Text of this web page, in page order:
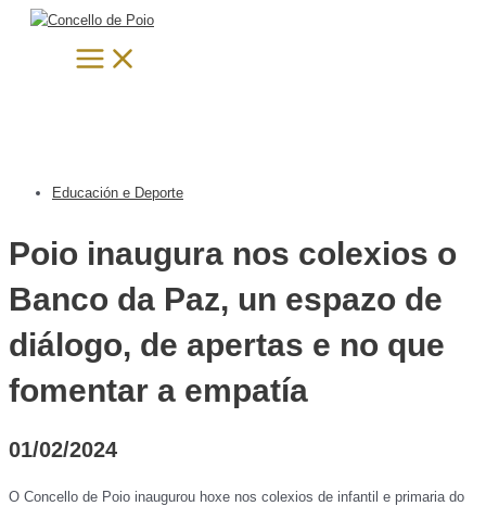
Menu
Educación e Deporte
Poio inaugura nos colexios o
Banco da Paz, un espazo de
diálogo, de apertas e no que
fomentar a empatía
01/02/2024
O Concello de Poio inaugurou hoxe nos colexios de infantil e primaria do
Search...